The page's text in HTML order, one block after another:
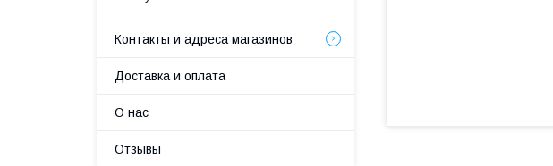
Контакты и адреса магазинов
Доставка и оплата
О нас
Отзывы